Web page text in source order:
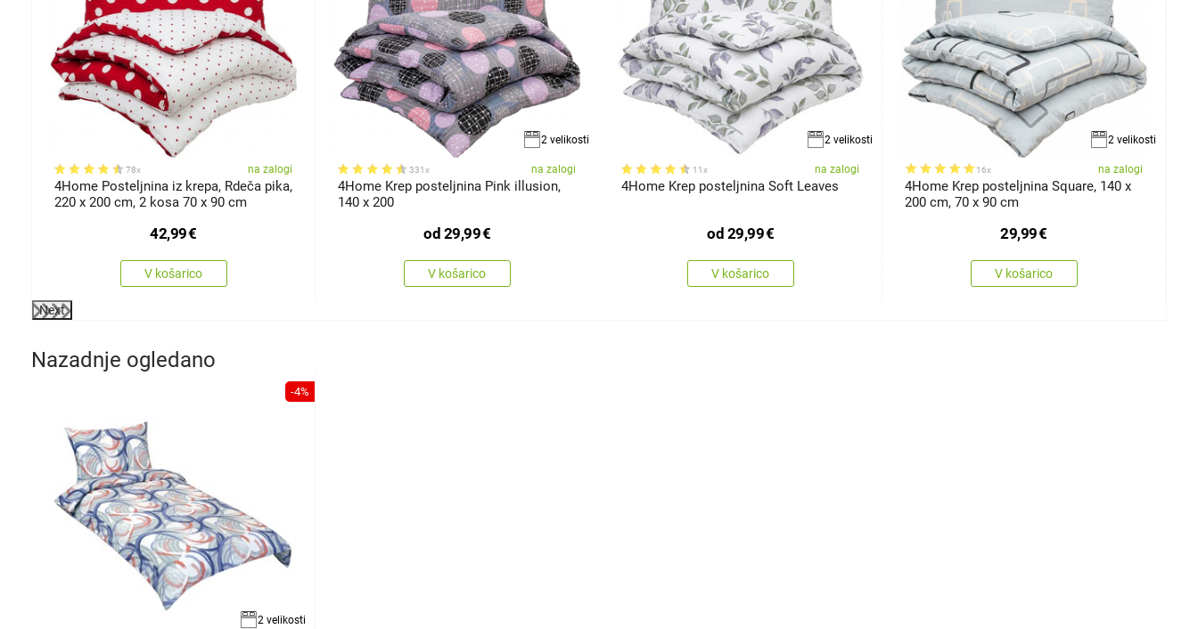
78x na zalogi
4Home Posteljnina iz krepa, Rdeča pika,
220 x 200 cm, 2 kosa 70 x 90 cm
42,99€
V košarico
2 velikosti
331x na zalogi
4Home Krep posteljnina Pink illusion,
140 x 200
od 29,99€
V košarico
2 velikosti
11x na zalogi
4Home Krep posteljnina Soft Leaves
od 29,99€
V košarico
2 velikosti
16x na zalogi
4Home Krep posteljnina Square, 140 x
200 cm, 70 x 90 cm
29,99€
V košarico
Next
Nazadnje ogledano
-4%
2 velikosti